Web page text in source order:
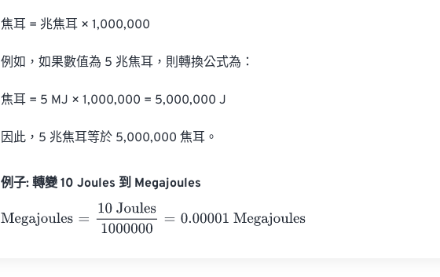
焦耳 = 兆焦耳 × 1,000,000
例如，如果數值為 5 兆焦耳，則轉換公式為：
焦耳 = 5 MJ × 1,000,000 = 5,000,000 J
因此，5 兆焦耳等於 5,000,000 焦耳。
例子: 轉變 10 Joules 到 Megajoules
Megajoules
10 Joules1000000 =0.00001 Megajoules